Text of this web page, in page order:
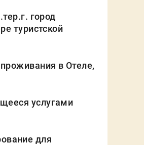
город
туристской
в Отеле,
услугами
для